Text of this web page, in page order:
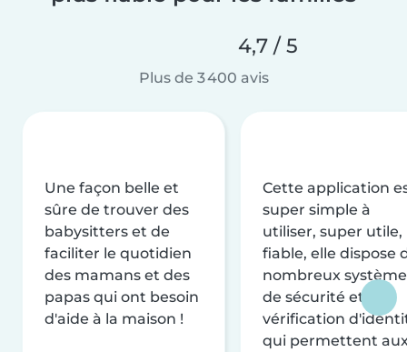
4,7 / 5
Plus de 3 400 avis
Une façon belle et
sûre de trouver des
babysitters et de
faciliter le quotidien
des mamans et des
papas qui ont besoin
d'aide à la maison !
Cette application
super simple à
utiliser, super utile,
fiable, elle dispose
nombreux
de sécurité et de
vérification
qui permettent